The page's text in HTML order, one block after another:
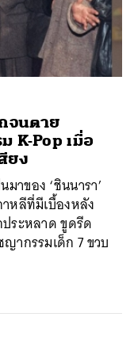
จนตาย
K-Pop เมื่อ
ยง
าของ ‘ชินนารา’
หลีที่มีเบื้องหลัง
ระหลาด ขูดรีด
ากรรมเด็ก 7 ขวบ